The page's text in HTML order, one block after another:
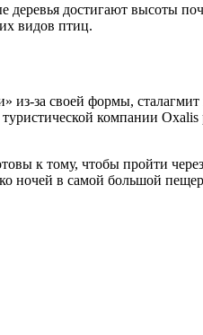
деревья достигают высоты
видов птиц.
за своей формы, сталагмит
компании Oxalis
к тому, чтобы пройти
ночей в самой большой